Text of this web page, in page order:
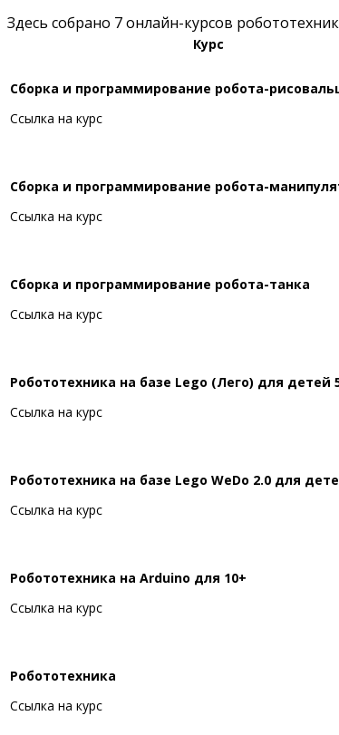
Здесь собрано 7 онлайн-курсов
Курс
Сборка и программирование робота-
Ссылка на курс
Сборка и программирование робота-
Ссылка на курс
Сборка и программирование робота-танка
Ссылка на курс
Робототехника на базе Lego (Лего) для детей
Ссылка на курс
Робототехника на базе Lego WeDo 2.0 для
Ссылка на курс
Робототехника на Arduino для 10+
Ссылка на курс
Робототехника
Ссылка на курс